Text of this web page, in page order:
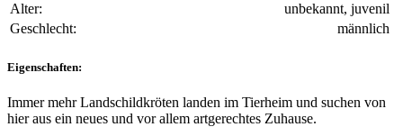
Alter:
unbekannt, juvenil
Geschlecht:
männlich
Eigenschaften:
Immer mehr Landschildkröten landen im Tierheim und suchen von
hier aus ein neues und vor allem artgerechtes Zuhause.